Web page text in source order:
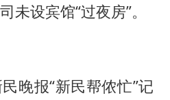
未设宾馆“过夜房”。
晚报“新民帮侬忙”记